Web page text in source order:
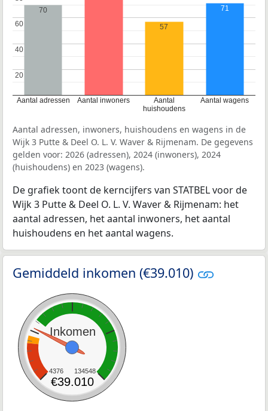
Aantal adressen Aantal inwoners
Aantal
huishoudens
Aantal wagens
20
20
40
40
60
60
70
57
71
Aantal adressen, inwoners, huishoudens en wagens in de
Wijk 3 Putte & Deel O. L. V. Waver & Rijmenam. De gegevens
gelden voor: 2026 (adressen), 2024 (inwoners), 2024
(huishoudens) en 2023 (wagens).
De grafiek toont de kerncijfers van STATBEL voor de
Wijk 3 Putte & Deel O. L. V. Waver & Rijmenam: het
aantal adressen, het aantal inwoners, het aantal
huishoudens en het aantal wagens.
Gemiddeld inkomen (€39.010)
Inkomen
4376 134548
€39.010